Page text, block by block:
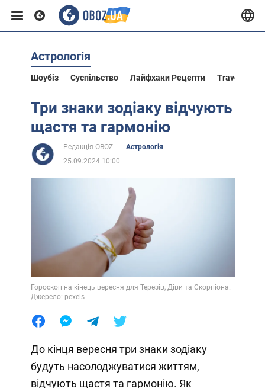
Європа
США
Африка
Лайфхаки
Астрологія
Шоубіз Суспільство Лайфхаки Рецепти Travel
Три знаки зодіаку відчують
щастя та гармонію
Редакція OBOZ
Астрологія
25.09.2024 10:00
Гороскоп на кінець вересня для Терезів, Діви та Скорпіона.
Джерело: pexels
До кінця вересня три знаки зодіаку
будуть насолоджуватися життям,
відчують щастя та гармонію. Як